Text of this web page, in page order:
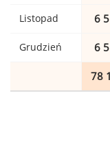
Listopad 6
Grudzień 6
78